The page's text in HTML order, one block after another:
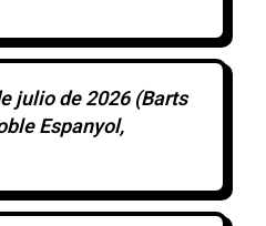
julio de 2026 (Barts
Espanyol,